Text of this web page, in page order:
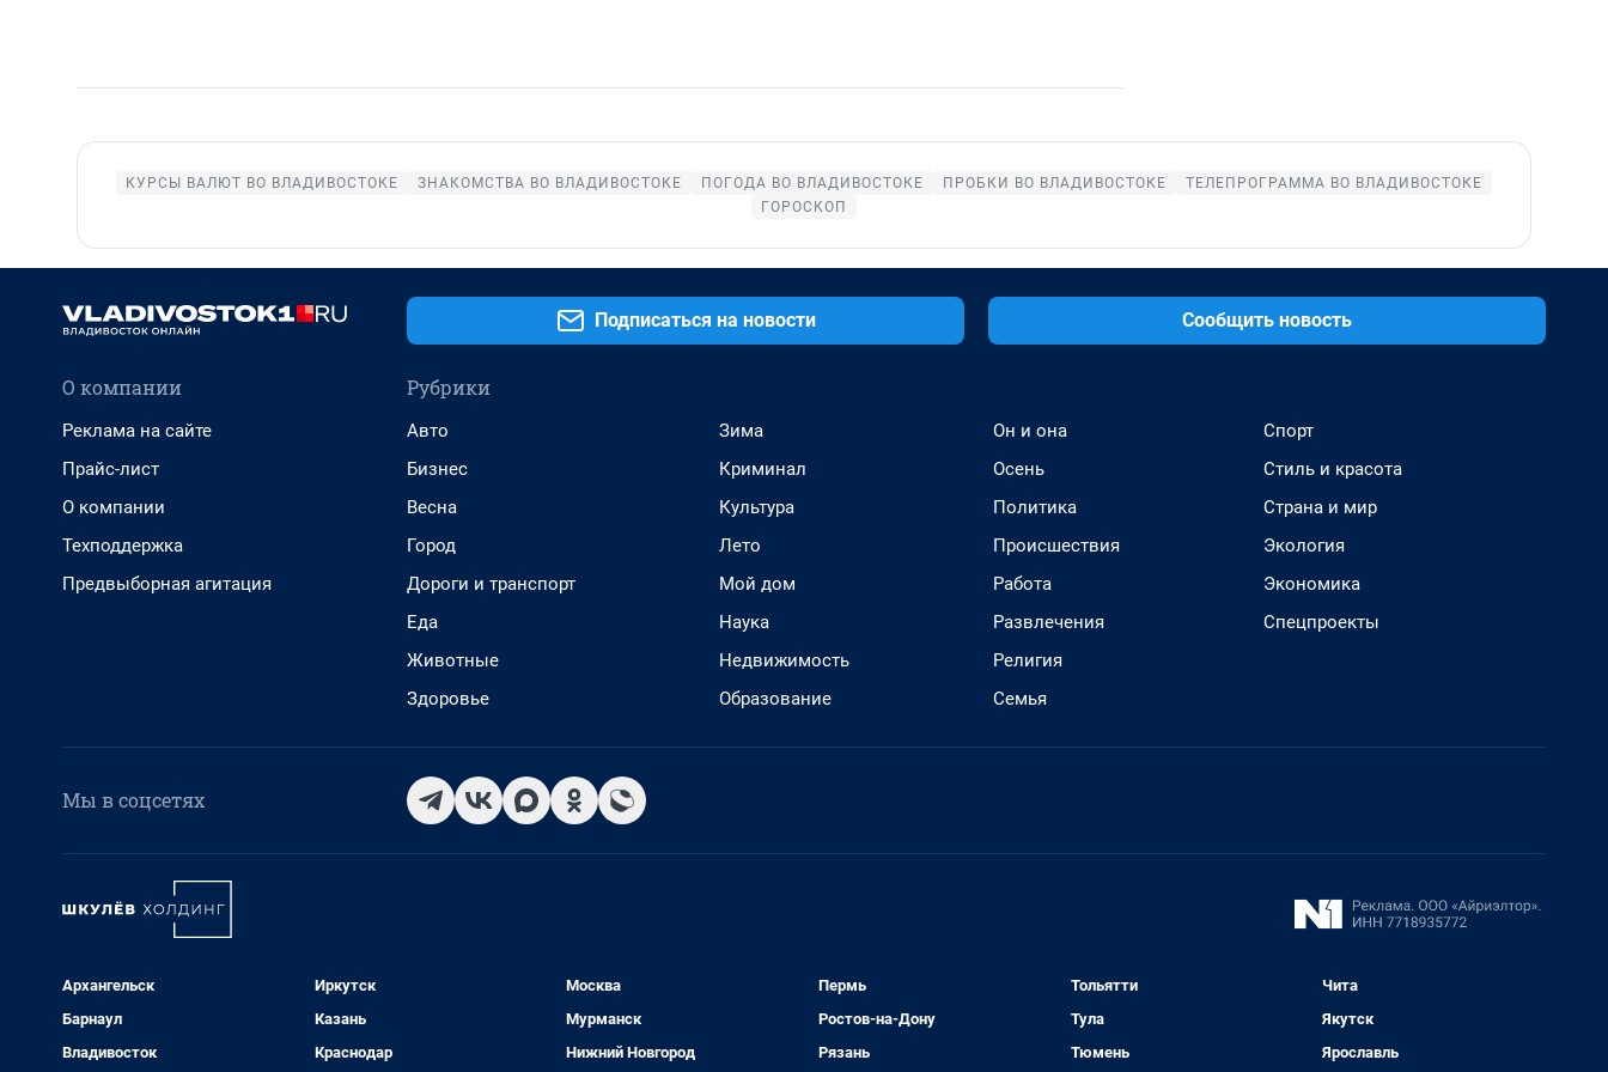
КУРСЫ ВАЛЮТ ВО ВЛАДИВОСТОКЕ ЗНАКОМСТВА ВО ВЛАДИВОСТОКЕ ПОГОДА ВО ВЛАДИВОСТОКЕ ПРОБКИ ВО ВЛАДИВОСТОКЕ
ТЕЛЕПРОГРАММА ВО ВЛАДИВОСТОКЕ
ГОРОСКОП
Подписаться на новости Сообщить новость
О компании
Реклама на сайте
Прайс-лист
О компании
Техподдержка
Предвыборная агитация
Рубрики
Авто
Бизнес
Весна
Город
Дороги и транспорт
Еда
Животные
Здоровье
Зима
Криминал
Культура
Лето
Мой дом
Наука
Недвижимость
Образование
Он и она
Осень
Политика
Происшествия
Работа
Развлечения
Религия
Семья
Спорт
Стиль и красота
Страна и мир
Экология
Экономика
Спецпроекты
Мы в соцсетях
Архангельск
Барнаул
Владивосток
Иркутск
Казань
Краснодар
Москва
Мурманск
Нижний Новгород
Пермь
Ростов-на-Дону
Рязань
Тольятти
Тула
Тюмень
Чита
Якутск
Ярославль